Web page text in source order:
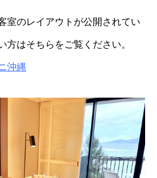
室のレイアウトが公開されてい
方はそちらをご覧ください。
沖縄